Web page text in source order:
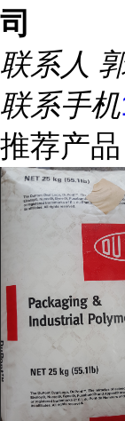
司
联系人
联系手机
推荐产品